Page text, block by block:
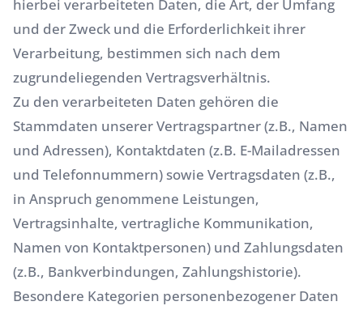
hierbei verarbeiteten Daten, die Art, der Umfang
und der Zweck und die Erforderlichkeit ihrer
Verarbeitung, bestimmen sich nach dem
zugrundeliegenden Vertragsverhältnis.
Zu den verarbeiteten Daten gehören die
Stammdaten unserer Vertragspartner (z.B., Namen
und Adressen), Kontaktdaten (z.B. E-Mailadressen
und Telefonnummern) sowie Vertragsdaten (z.B.,
in Anspruch genommene Leistungen,
Vertragsinhalte, vertragliche Kommunikation,
Namen von Kontaktpersonen) und Zahlungsdaten
(z.B., Bankverbindungen, Zahlungshistorie).
Besondere Kategorien personenbezogener Daten